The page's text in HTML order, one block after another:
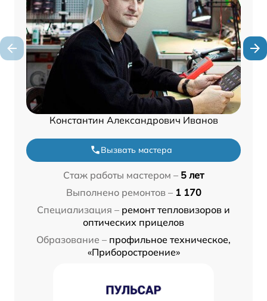
Константин Александрович Иванов
Вызвать мастера
Стаж работы мастером – 5 лет
Выполнено ремонтов – 1 170
Специализация – ремонт тепловизоров и
оптических прицелов
Образование – профильное техническое,
«Приборостроение»